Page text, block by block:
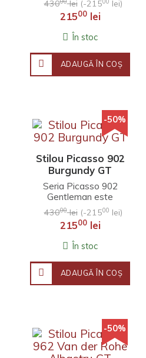
memoria tatălui lui
Picasso, care era un
domn aratos,..
430 lei (-215 lei)
21500lei
În stoc
ADAUGĂ ÎN COŞ
-50%
Stilou Picasso 902
Burgundy GT
Seria Picasso 902
Gentleman este
concepută în
memoria tatălui lui
Picasso, care era un
domn ara..
43000lei (-21500 lei)
21500lei
În stoc
ADAUGĂ ÎN COŞ
-50%